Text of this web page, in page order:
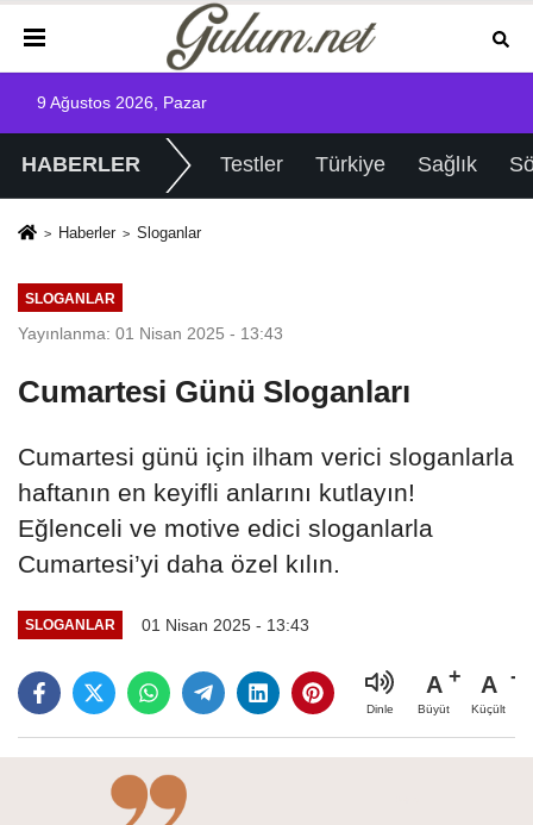
9 Ağustos 2026, Pazar
HABERLER Testler Türkiye Sağlık
Haberler Sloganlar
SLOGANLAR
Yayınlanma: 01 Nisan 2025 - 13:43
Cumartesi Günü Sloganları
Cumartesi günü için ilham verici sloganlarla
haftanın en keyifli anlarını kutlayın!
Eğlenceli ve motive edici sloganlarla
Cumartesi’yi daha özel kılın.
SLOGANLAR 01 Nisan 2025 - 13:43
Dinle
A
Büyüt
A
Küçült